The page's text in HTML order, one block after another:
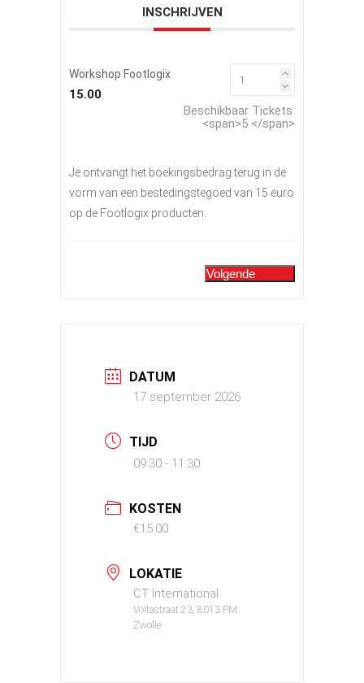
INSCHRIJVEN
Workshop Footlogix
15.00
Beschikbaar Tickets:
<span>5 </span>
Je ontvangt het boekingsbedrag terug in de
vorm van een bestedingstegoed van 15 euro
op de Footlogix producten.
Volgende
DATUM
17 september 2026
TIJD
09:30 - 11:30
KOSTEN
€15.00
LOKATIE
CT International
Voltastraat 23, 8013 PM
Zwolle